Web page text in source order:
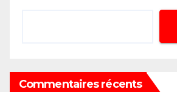
Commentaires récents